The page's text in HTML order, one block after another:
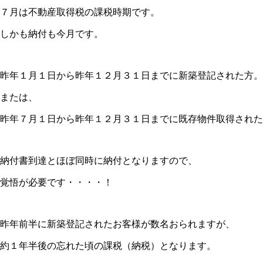
７月は不動産取得税の課税時期です。
しかも納付も今月です。
昨年１月１日から昨年１２月３１日までに新築登記された方。
または、
昨年７月１日から昨年１２月３１日までに既存物件取得され
納付書到達とほぼ同時に納付となりますので、
覚悟が必要です・・・・！
昨年前半に新築登記されたお客様が数名おられますが、
約１年半後の忘れた頃の課税（納税）となります。